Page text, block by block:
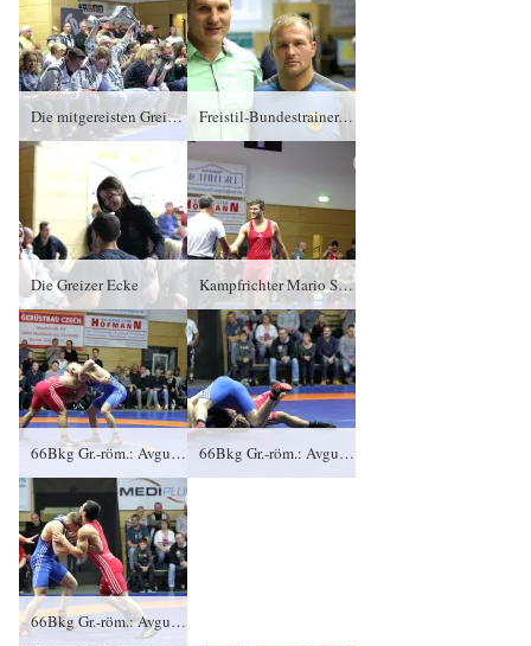
Die mitgereisten Greizer Fans feiern den Sieg von Vladimir Gotisan Freistil-Bundestrainer-Sven-Thiele und Martin Obst, RSV Rotation Greiz
Die Greizer Ecke Kampfrichter Mario Schmidt und Sieger Tom Zymara, KFC Leipzig
66Bkg Gr.-röm.: Avgustin Spasov, KFC Leipzig gegen Brian Tewes (blaues Trikot), RSV Rotation Greiz 1:0/PS/6:5/06:00 66Bkg Gr.-röm.: Avgustin Spasov, KFC Leipzig gegen Brian Tewes (blaues Trikot), RSV Rotation Greiz 1:0/PS/6:5/06:00
66Bkg Gr.-röm.: Avgustin Spasov, KFC Leipzig gegen Brian Tewes (blaues Trikot), RSV Rotation Greiz 1:0/PS/6:5/06:00